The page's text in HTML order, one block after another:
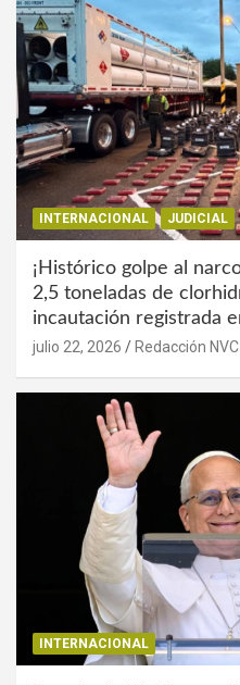
INTERNACIONAL JUDICIAL
¡Histórico golpe al
2,5 toneladas de
incautación registrada
julio 22, 2026 Redacción NVC
INTERNACIONAL